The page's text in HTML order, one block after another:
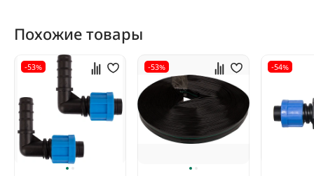
позволяет открывать и закрывать воду в заданное время.
Модель AQ-100 AQUAREL создаст оптимальные условия для
позволяет устанавливать нужные человеку интервалы,
интенсивность и временные рамки полива, управлять началом
и окончанием работы системы орошения. Оно обеспечивает
полив продолжительностью от минуты до 12 часов. Запуск
начала увлажнения определяется пользователем и задается
функцией «Отложенный старт». Устройство при необходимости
можно применять для наполнения емкостей.
Похожие товары
-53% -53% -54%